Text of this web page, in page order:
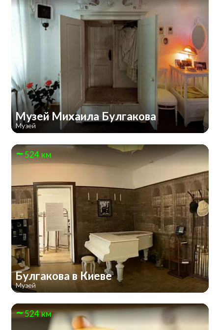
Музей Михаила Булгакова
Музей
524 км
Булгакова в Киеве
Музей
524 км